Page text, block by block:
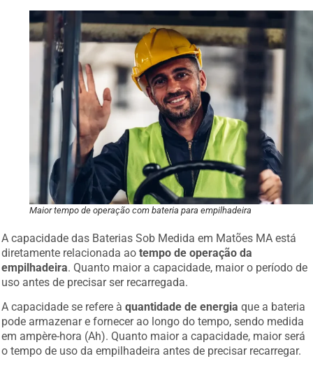
Maior tempo de operação com bateria para empilhadeira
A capacidade das Baterias Sob Medida em Matões MA está
diretamente relacionada aotempo de operação da
empilhadeira. Quanto maior a capacidade, maior o período de
uso antes de precisar ser recarregada.
A capacidade se refere àquantidade de energia que a bateria
pode armazenar e fornecer ao longo do tempo, sendo medida
em ampère-hora (Ah). Quanto maior a capacidade, maior será
o tempo de uso da empilhadeira antes de precisar recarregar.